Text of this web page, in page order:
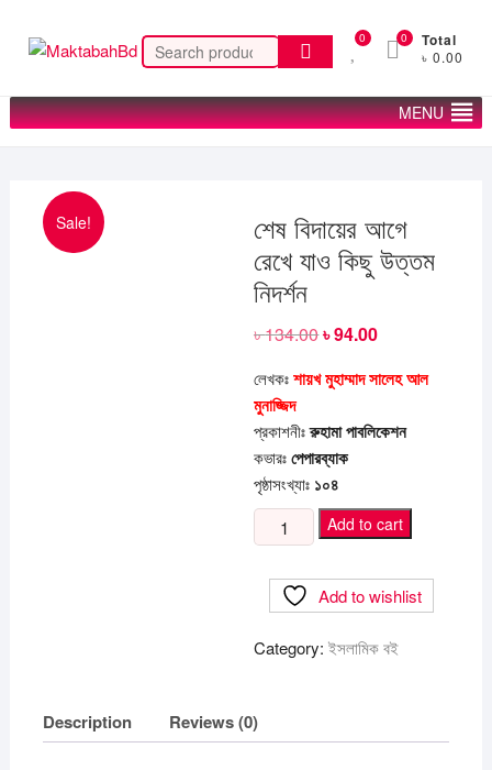
content
Search
for:
0 Total
৳ 0.00
0
MENU
Sale!
শেষ বিদায়ের আগে
রেখে যাও কিছু উত্তম
নিদর্শন
৳134.00Original
৳ 134.00.
৳94.00Current
৳ 94.00.
লেখকঃশায়খ মুহাম্মাদ সালেহ আল
মুনাজ্জিদ
প্রকাশনীঃরুহামাপাবলিকেশন
কভারঃপেপারব্যাক
পৃষ্ঠাসংখ্যাঃ ১০৪
বিদায়ের
কিছু
quantity
Add to cart
Add to wishlist
Category:ইসলামিক বই
Description Reviews (0)